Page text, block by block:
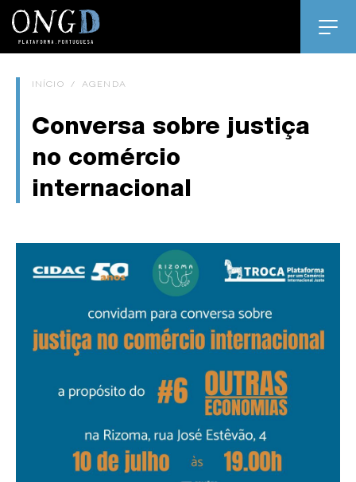
INÍCIO / AGENDA
Conversa sobre justiça
no comércio
internacional